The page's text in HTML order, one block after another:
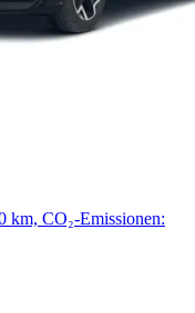
km, CO₂-Emissionen: